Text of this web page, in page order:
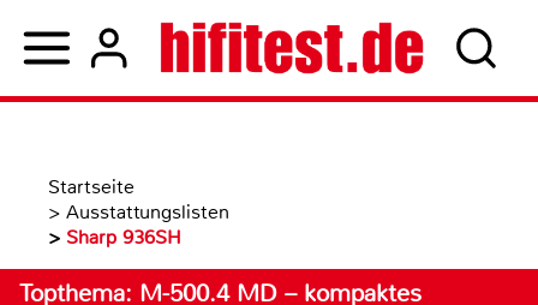
Startseite
> Ausstattungslisten
> Sharp 936SH
Topthema: M-500.4 MD – kompaktes